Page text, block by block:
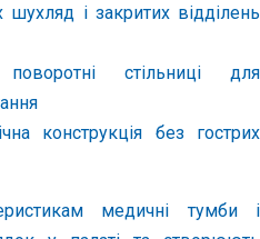
шухляд і закритих відділень
стільниці для
конструкція без гострих
медичні тумби і